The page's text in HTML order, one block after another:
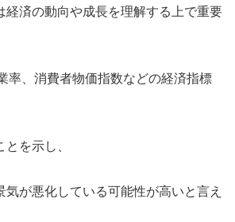
経済の動向や成長を理解する上で重要
率、消費者物価指数などの経済指標
を示し、
気が悪化している可能性が高いと言え